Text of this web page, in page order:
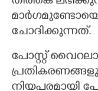
ചോദിക്കുന്നത്.
പോസ്റ്റ്
നിയപരമായി